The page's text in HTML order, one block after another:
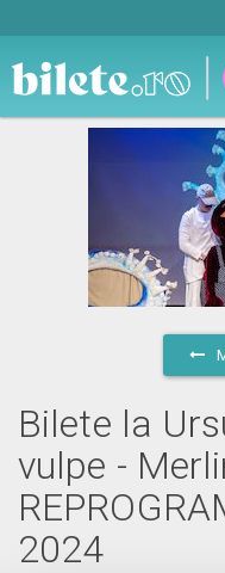
Bilete la
vulpe -
2024